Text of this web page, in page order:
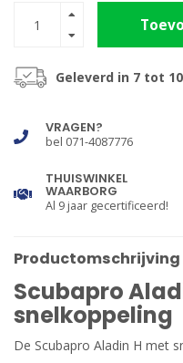
Geleverd in 7 tot
VRAGEN?
bel 071-4087776
THUISWINKEL
WAARBORG
Al 9 jaar gecertificeerd!
Productomschrijving
Scubapro
snelkoppeling
De Scubapro Aladin H met